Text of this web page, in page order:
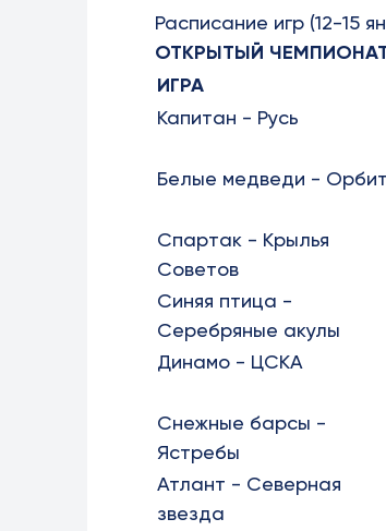
Расписание игр (12-15
ОТКРЫТЫЙ
ИГРА
Капитан - Русь
Белые медведи -
Спартак - Крылья
Советов
Синяя птица -
Серебряные акулы
Динамо - ЦСКА
Снежные барсы -
Ястребы
Атлант - Северная
звезда